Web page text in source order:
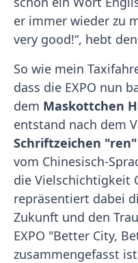
er immer wieder zu
very good!“, hebt
So wie mein
dass die EXPO nun
dem Maskottchen
entstand nach dem
Schriftzeichen "ren"
vom Chinesisch-
die Vielschichtigkeit
repräsentiert dabei
Zukunft und den
EXPO "Better City,
zusammengefasst